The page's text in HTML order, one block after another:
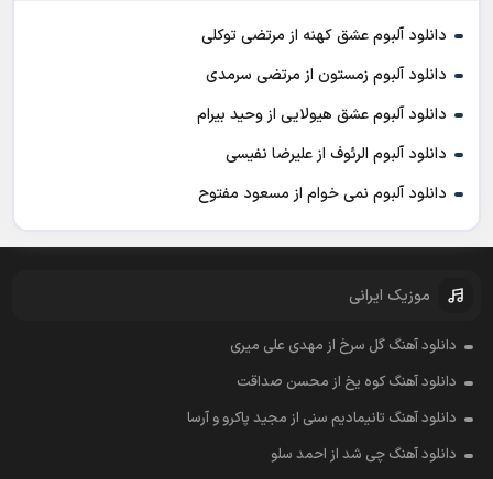
دانلود آلبوم عشق کهنه از مرتضی توکلی
دانلود آلبوم زمستون از مرتضی سرمدی
دانلود آلبوم عشق هیولایی از وحید بیرام
دانلود آلبوم الرئوف از علیرضا نفیسی
دانلود آلبوم نمی خوام از مسعود مفتوح
موزیک ایرانی
دانلود آهنگ گل سرخ از مهدی علی میری
دانلود آهنگ کوه یخ از محسن صداقت
دانلود آهنگ تانیمادیم سنی از مجید پاکرو و آرسا
دانلود آهنگ چی شد از احمد سلو